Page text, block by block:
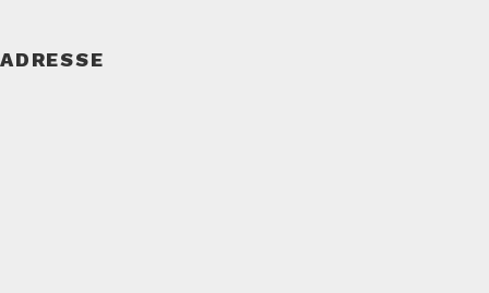
ADRESSE